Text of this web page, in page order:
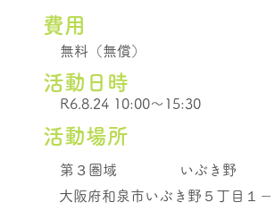
費用
無料（無償）
活動日時
R6.8.24 10:00～15:30
活動場所
第３圏域
いぶき野
大阪府和泉市いぶき野５丁目１